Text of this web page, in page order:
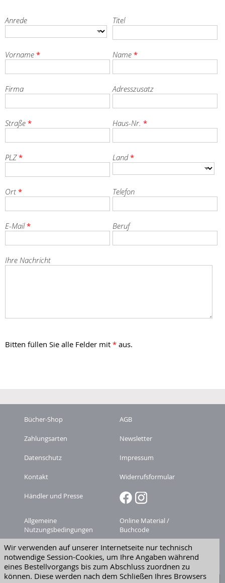
Anrede Titel
Vorname * Name *
Firma Adresszusatz
Straße * Haus-Nr. *
PLZ * Land *
Ort * Telefon
E-Mail * Beruf
Ihre Nachricht
Bitten füllen Sie alle Felder mit * aus.
Wir verwenden auf unserer Internetseite nur technisch
notwendige Session-Cookies, um Ihre Angaben während
eines Bestellvorgangs bis zum Abschluss zuordnen zu
können. Diese werden nach dem Schließen Ihres Browsers
Bücher-Shop AGB
Zahlungsarten Newsletter
Datenschutz Impressum
Kontakt Widerrufsformular
Händler und Presse
Allgemeine
Nutzungsbedingungen
Online Material /
Buchcode
Zeitschriften-
Abonnement kündigen
Versandkosten
Widerruf erklären